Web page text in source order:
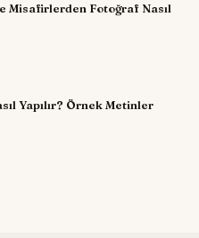
Misafirlerden Fotoğraf Nasıl
Yapılır? Örnek Metinler